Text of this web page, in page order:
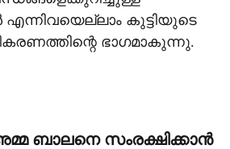
കുട്ടിയുടെ
ഭാഗമാകുന്നു.
ബാലനെ സംരക്ഷിക്കാന്‍